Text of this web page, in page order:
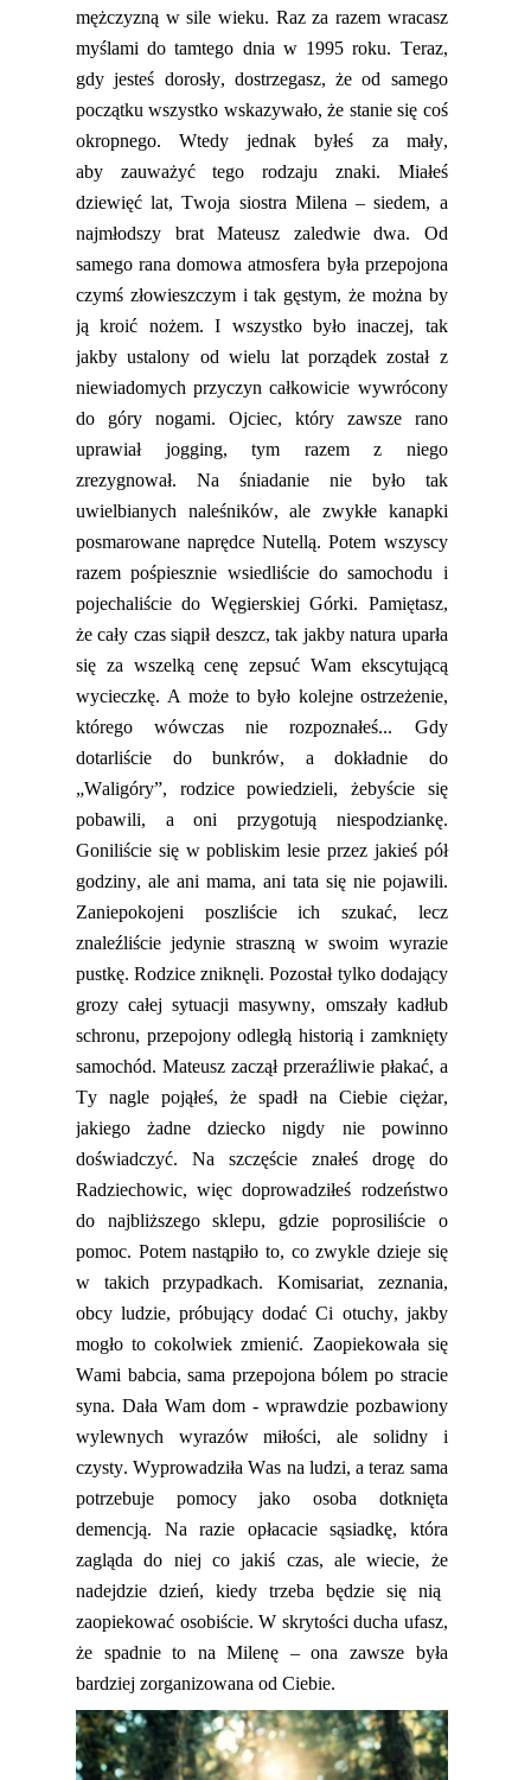
mężczyzną w sile wieku. Raz za razem wracasz
myślami do tamtego dnia w 1995 roku. Teraz,
gdy jesteś dorosły, dostrzegasz, że od samego
początku wszystko wskazywało, że stanie się coś
okropnego. Wtedy jednak byłeś za mały,
aby zauważyćtego rodzaju znaki. Miałeś
dziewięć lat, Twoja siostra Milena – siedem, a
najmłodszy brat Mateusz zaledwie dwa. Od
samego rana domowa atmosfera była przepojona
czymś złowieszczym i tak gęstym, że można by
ją kroić nożem. I wszystko było inaczej, tak
jakby ustalony od wielu lat porządek został z
niewiadomych przyczyn całkowicie wywrócony
do góry nogami. Ojciec, który zawsze rano
uprawiał jogging, tym razem z niego
zrezygnował. Na śniadanie nie było tak
uwielbianych naleśników, ale zwykłe kanapki
posmarowane naprędceNutellą. Potem wszyscy
razem pośpiesznie wsiedliście do samochodu i
pojechaliście do Węgierskiej Górki. Pamiętasz,
że cały czas siąpił deszcz, tak jakby natura uparła
się za wszelką cenę zepsuć Wam ekscytującą
wycieczkę. A może to było kolejne ostrzeżenie,
którego wówczas nie rozpoznałeś... Gdy
dotarliście do bunkrów, a dokładnie do
„Waligóry”, rodzice powiedzieli, żebyście się
pobawili, a oni przygotują niespodziankę.
Goniliście się w pobliskim lesie przez jakieś pół
godziny, ale ani mama, ani tata się nie pojawili.
Zaniepokojeni poszliście ich szukać, lecz
znaleźliście jedynie straszną w swoim wyrazie
pustkę. Rodzice zniknęli. Pozostał tylkododający
grozy całej sytuacji masywny, omszały kadłub
schronu, przepojony odległą historią i zamknięty
samochód. Mateusz zaczął przeraźliwie płakać, a
Ty nagle pojąłeś, że spadł na Ciebie ciężar,
jakiego żadne dziecko nigdy nie powinno
doświadczyć. Na szczęście znałeś drogę do
Radziechowic, więc doprowadziłeś rodzeństwo
do najbliższego sklepu, gdzie poprosiliście o
pomoc. Potem nastąpiło to, co zwykle dzieje się
w takich przypadkach. Komisariat, zeznania,
obcy ludzie, próbujący dodać Ci otuchy, jakby
mogło to cokolwiek zmienić. Zaopiekowała się
Wami babcia, sama przepojona bólem po stracie
syna. Dała Wam dom-wprawdzie pozbawiony
wylewnych wyrazów miłości, ale solidny i
czysty. Wyprowadziła Was na ludzi, a teraz sama
potrzebuje pomocy jako osoba dotknięta
demencją. Na razie opłacacie sąsiadkę, która
zagląda do niej co jakiś czas, ale wiecie, że
nadejdzie dzień, kiedy trzeba będzie się nią
zaopiekować osobiście. W skrytości ducha ufasz,
że spadnie to na Milenę – ona zawsze była
bardziej zorganizowana od Ciebie.